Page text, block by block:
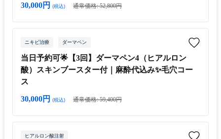
30,000円 (税込) 通常価格: 52,800円
ニキビ治療 ダーマペン
当日予約可🌟【3回】ダーマペン4（ヒアルロン
酸）スキンブースター付｜麻酔代込み✨毛穴コー
ス
30,000円 (税込) 通常価格: 59,400円
ヒアルロン酸注射